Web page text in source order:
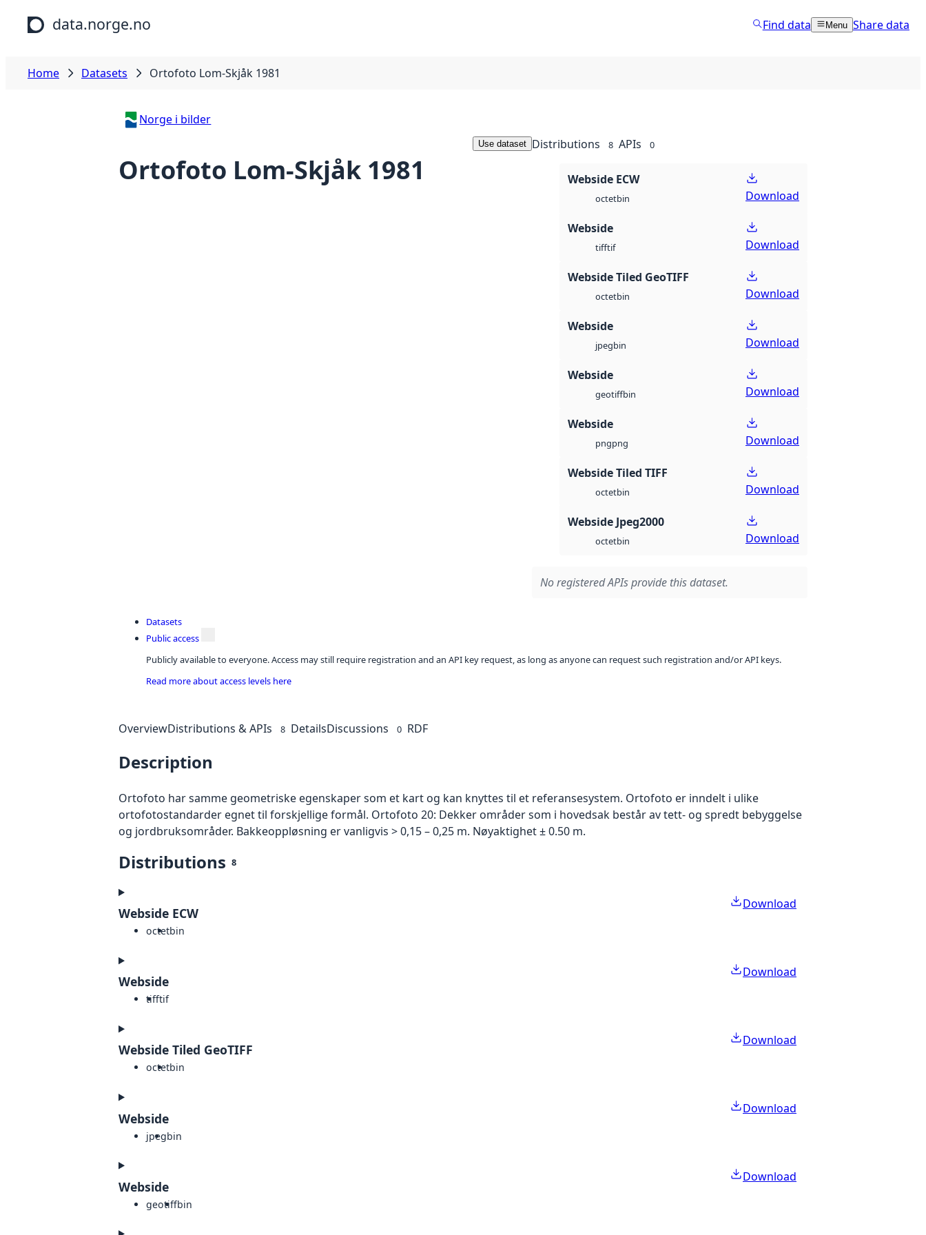
Skip to main content
data.norge.no Find data Menu Share data
Home Datasets Ortofoto Lom-Skjåk 1981
Norge i bilder
Ortofoto Lom-Skjåk 1981
Use dataset Distributions 8 APIs 0
Webside ECW
octetbin Download
Webside
tifftif Download
Webside Tiled GeoTIFF
octetbin Download
Webside
jpegbin Download
Webside
geotiffbin Download
Webside
pngpng Download
Webside Tiled TIFF
octetbin Download
Webside Jpeg2000
octetbin Download
No registered APIs provide this dataset.
Datasets
Public access
Publicly available to everyone. Access may still require registration and an API key request, as long as anyone can request such registration and/or API keys.
Read more about access levels here
OverviewDistributions & APIs 8 DetailsDiscussions 0 RDF
Description
Ortofoto har samme geometriske egenskaper som et kart og kan knyttes til et referansesystem. Ortofoto er inndelt i ulike
ortofotostandarder egnet til forskjellige formål. Ortofoto 20: Dekker områder som i hovedsak består av tett- og spredt bebyggelse
og jordbruksområder. Bakkeoppløsning er vanligvis > 0,15 – 0,25 m. Nøyaktighet ± 0.50 m.
Distributions 8
Webside ECW
octetbin
Download
Webside
tifftif
Download
Webside Tiled GeoTIFF
octetbin
Download
Webside
jpegbin
Download
Webside
geotiffbin
Download